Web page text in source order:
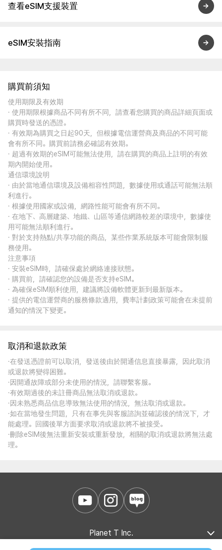
查看eSIM支援裝置
eSIM安裝指南
購買前須知
使用期限及有效期
· 使用期限根據商品不同有所不同，請查看您購買的商品詳細頁面或
購買時發送的憑證。
· 有效期為購買之日起90天，但根據電信運營商及商品的不同可能
會有所不同。購買前請務必確認有效期。
· 超過有效期的eSIM可能無法使用，請在購買的商品上註明的有效
期內開始使用。
通信環境說明
· 由於當地通信環境及設備相容性問題，數據使用或通話可能無法順
利進行。
· 根據使用國家或設備，網路性能可能會有所不同。
· 在地下、高層建築、地鐵、山區等通信網路較差的環境中，數據使
用可能無法順利進行。
· 對於支持熱點/共享功能的商品，某些作業系統版本可能會限制服
務使用。
注意事項
· 安裝eSIM時，請確保處於網絡連接狀態。
· 購買前，請確認您的設備是否支持eSIM。
· 為確保eSIM順利使用，建議將設備軟體更新到最新版本。
· 提供的電信運營商的服務條款適用，費率計劃政策可能會在未提前
通知的情況下變更。
取消和退款政策
·在發送憑證前可以取消，發送後由於開通信息直接暴露，因此取消
或退款將變得困難。
·因開通故障或部分未使用的情況，請聯繫客服。
·有效期過後的未註冊商品無法取消或退款。
·因未熟悉商品信息導致無法使用的情況，無法取消或退款。
·如在當地發生問題，只有在事先與客服諮詢並確認後的情況下，才
能處理。回國後單方面要求取消或退款將不被接受。
·刪除eSIM後無法重新安裝或重新發放，相關的取消或退款將無法處
理。
Planet T Inc.